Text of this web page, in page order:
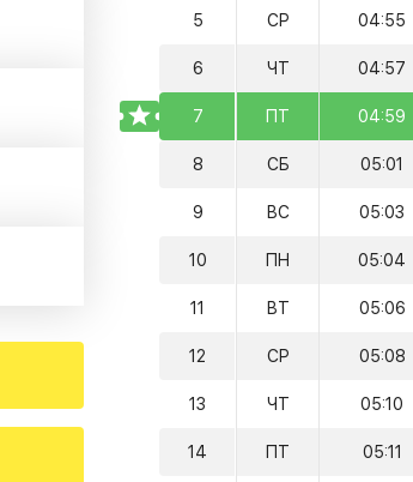
5 СР 04:55
6 ЧТ 04:57
TODAY
7 ПТ 04:59
8 СБ 05:01
9 ВС 05:03
10 ПН 05:04
11 ВТ 05:06
12 СР 05:08
13 ЧТ 05:10
14 ПТ 05:11